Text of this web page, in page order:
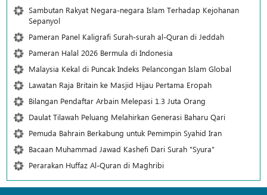
Sambutan Rakyat Negara-negara Islam Terhadap Kejohanan
Sepanyol
Pameran Panel Kaligrafi Surah-surah al-Quran di Jeddah
Pameran Halal 2026 Bermula di Indonesia
Malaysia Kekal di Puncak Indeks Pelancongan Islam Global
Lawatan Raja Britain ke Masjid Hijau Pertama Eropah
Bilangan Pendaftar Arbain Melepasi 1.3 Juta Orang
Daulat Tilawah Peluang Melahirkan Generasi Baharu Qari
Pemuda Bahrain Berkabung untuk Pemimpin Syahid Iran
Bacaan Muhammad Jawad Kashefi Dari Surah "Syura"
Perarakan Huffaz Al-Quran di Maghribi